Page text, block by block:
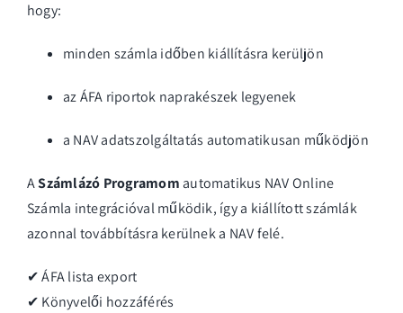
hogy:
minden számla időben kiállításra kerüljön
az ÁFA riportok naprakészek legyenek
a NAV adatszolgáltatás automatikusan működjön
ASzámlázó Programom automatikus NAV Online
Számla integrációval működik, így a kiállított számlák
azonnal továbbításra kerülnek a NAV felé.
✔ ÁFA lista export
✔ Könyvelői hozzáférés